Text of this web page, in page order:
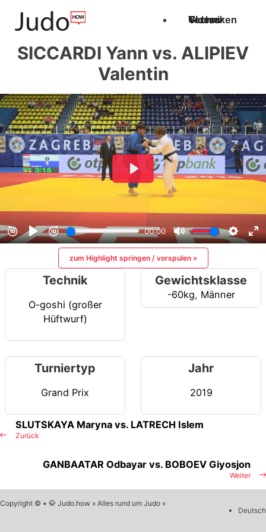
Techniken
Videos
Glossar
SICCARDI Yann vs. ALIPIEV
Valentin
zum Highlight springen / vorspulen »
Technik
O-goshi (großer
Hüftwurf)
Gewichtsklasse
-60kg, Männer
Turniertyp
Grand Prix
Jahr
2019
Zurück
SLUTSKAYA Maryna vs. LATRECH Islem
Weiter
GANBAATAR Odbayar vs. BOBOEV Giyosjon
Copyright © • 🥋 Judo.how » Alles rund um Judo «
Deutsch